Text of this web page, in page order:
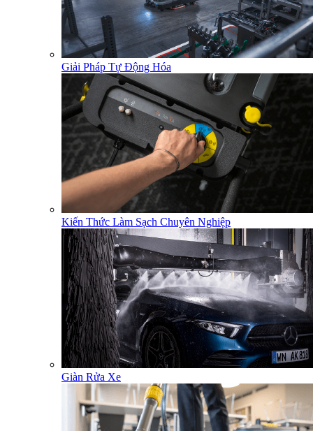
Giải Pháp Tự Động Hóa
Kiến Thức Làm Sạch Chuyên Nghiệp
Giàn Rửa Xe